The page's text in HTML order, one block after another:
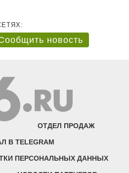
новость
ОТДЕЛ ПРОДАЖ
В TELEGRAM
ПЕРСОНАЛЬНЫХ ДАННЫХ